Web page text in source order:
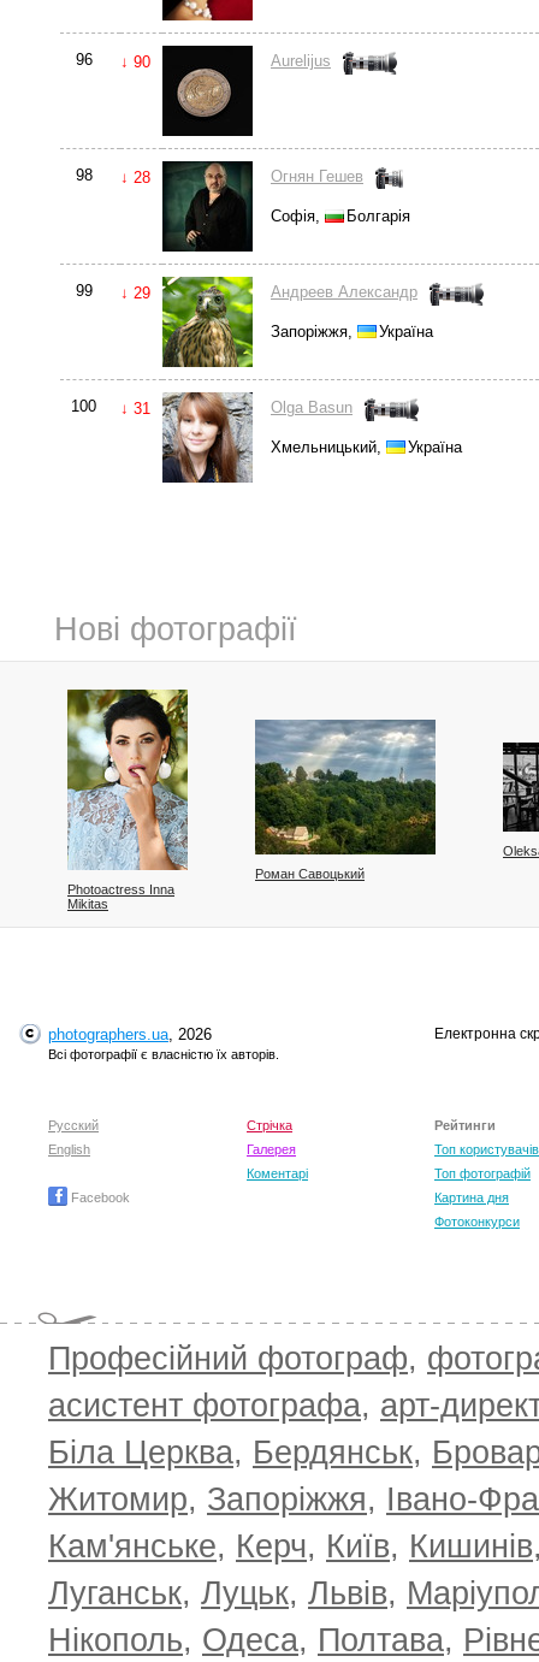
96 ↓ 90 Aurelijus
98 ↓ 28 Огнян Гешев
Софія, Болгарія
99 ↓ 29 Андреев Александр
Запоріжжя, Україна
100 ↓ 31 Olga Basun
Хмельницький, Україна
Нові фотографії
Photoactress Inna
Mikitas
Роман Савоцький
Ігор Солодовніков
photographers.ua, 2026
Всі фотографії є власністю їх авторів.
Електронна
Русский
English
Facebook
Стрічка
Галерея
Коментарі
Рейтинги
Топ користувачів
Топ фотографій
Картина дня
Фотоконкурси
Професійний фотограф,
асистент фотографа, арт-
Біла Церква, Бердянськ,
Житомир, Запоріжжя, Івано-
Кам'янське, Керч, Київ, Кишинів
Луганськ, Луцьк, Львів,
Нікополь, Одеса, Полтава,